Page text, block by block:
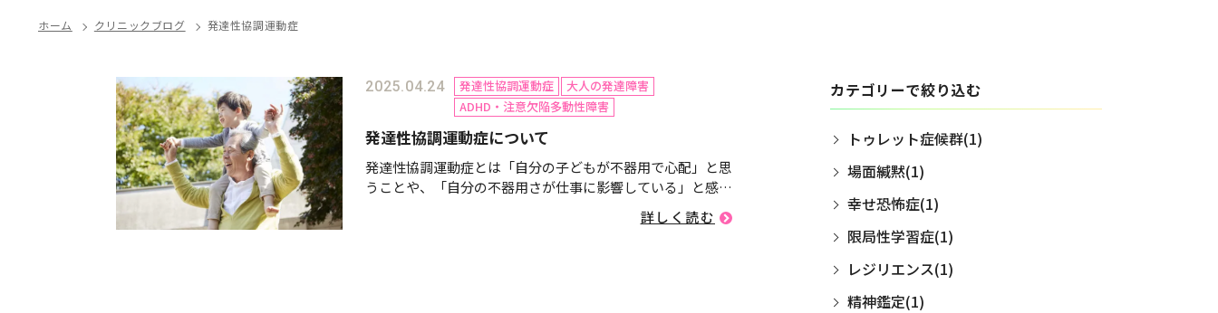
ホーム クリニックブログ 発達性協調運動症
2025.04.24 発達性協調運動症
大人の発達障害
ADHD・注意欠陥多動性障害
発達性協調運動症について
発達性協調運動症とは「自分の子どもが不器用で心配」と思
うことや、「自分の不器用さが仕事に影響している」と感じ
たことはありませんか？「発達性協調運動症」は、運動の苦
手さが日常生活や社会生活に影響を及ぼす神経発達の特性の
詳しく読む
カテゴリーで絞り込む
トゥレット症候群(1)
場面緘黙(1)
幸せ恐怖症(1)
限局性学習症(1)
レジリエンス(1)
精神鑑定(1)